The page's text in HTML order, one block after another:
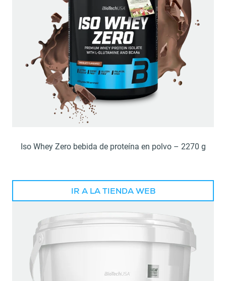
Iso Whey Zero bebida de proteína en polvo – 2270 g
IR A LA TIENDA WEB